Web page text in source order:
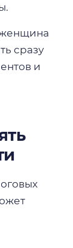
женщина
сразу
и